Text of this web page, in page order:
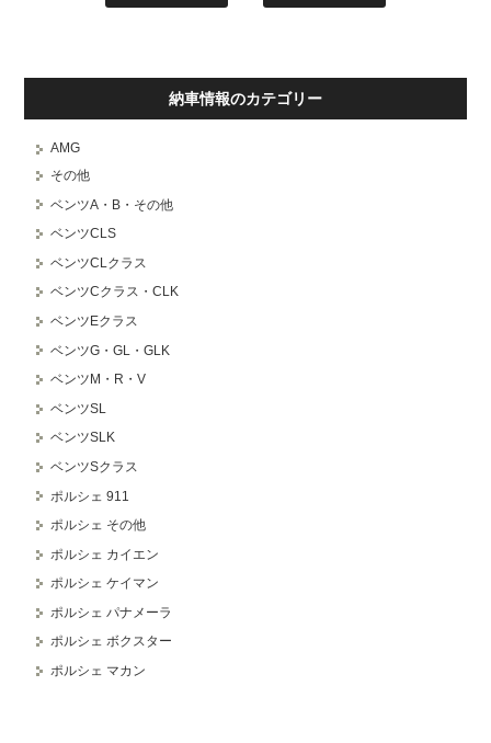
納車情報のカテゴリー
AMG
その他
ベンツA・B・その他
ベンツCLS
ベンツCLクラス
ベンツCクラス・CLK
ベンツEクラス
ベンツG・GL・GLK
ベンツM・R・V
ベンツSL
ベンツSLK
ベンツSクラス
ポルシェ 911
ポルシェ その他
ポルシェ カイエン
ポルシェ ケイマン
ポルシェ パナメーラ
ポルシェ ボクスター
ポルシェ マカン